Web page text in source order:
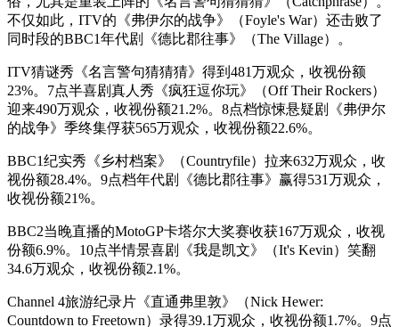
不仅如此，ITV的《弗伊尔的战争》（Foyle's War）还击败了
同时段的BBC1年代剧《德比郡往事》（The Village）。
ITV猜谜秀《名言警句猜猜猜》得到481万观众，收视份额
23%。7点半喜剧真人秀《疯狂逗你玩》（Off Their Rockers）
迎来490万观众，收视份额21.2%。8点档惊悚悬疑剧《弗伊尔
的战争》季终集俘获565万观众，收视份额22.6%。
BBC1纪实秀《乡村档案》（Countryfile）拉来632万观众，收
视份额28.4%。9点档年代剧《德比郡往事》赢得531万观众，
收视份额21%。
BBC2当晚直播的MotoGP卡塔尔大奖赛收获167万观众，收视
份额6.9%。10点半情景喜剧《我是凯文》（It's Kevin）笑翻
34.6万观众，收视份额2.1%。
Channel 4旅游纪录片《直通弗里敦》（Nick Hewer:
Countdown to Freetown）录得39.1万观众，收视份额1.7%。9点